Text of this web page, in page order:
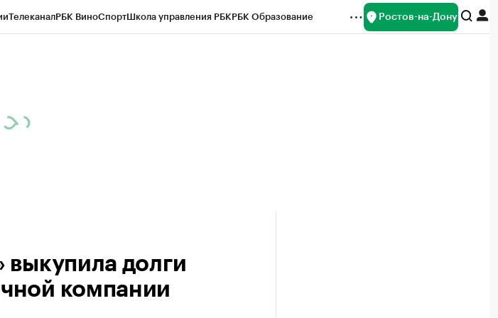
ТелеканалРБК ВиноСпортШкола управления РБКРБК Образование Ростов-на-Дону
выкупила долги
компании